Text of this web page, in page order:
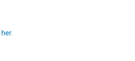
her.